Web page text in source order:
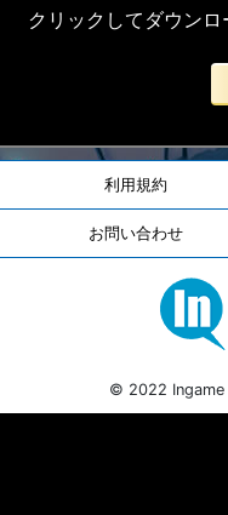
クリックしてダウン
利用規約
お問い合わせ
© 2022